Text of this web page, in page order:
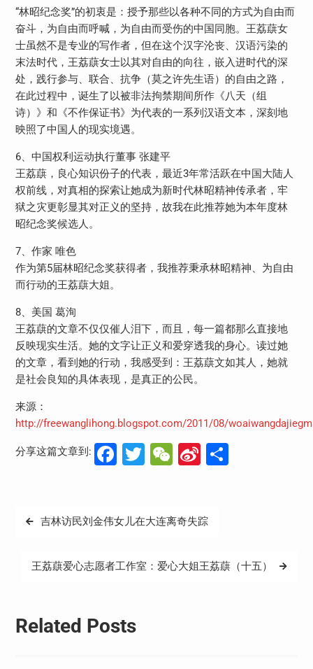
“林昭纪念奖”的初衷是：授予那些以各种不同的方式为自由而
奋斗，为自由而呼喊，为自由而受伤的中国同胞。王荔蕻女
士虽然不是专业的写作者，但在这个汉字沦丧、汉语污染的
末法时代，王荔蕻女士以其对自由的向往，嵌入进时代的深
处，践行参与、联合、抗争（莫之许先生语）的自由之路，
在此过程中，诞生了以被非法拘禁期间所作《八天（组
诗）》和《不作保证书》为代表的一系列汉语文本，深刻地
映照了中国人的现实境遇。
6、中国权利运动执行董事 张建平
王荔蕻，良心知识份子的代表，最近3年常活跃在中国大陆人
权前线，对真相的探索让她成为新时代林昭精神传承者，牢
狱之灾更彰显其对正义的坚持，故我在此推荐她为本年度林
昭纪念奖候选人。
7、作家 唯色
作为第5届林昭纪念奖获得者，我推荐秉承林昭精神、为自由
而行动的王荔蕻大姐。
8、美国 葛洵
王荔蕻的文章不仅仅催人泪下，而且，每一篇都那么直接地
反映现实生活。她的文字让正义和爱穿透我的身心。读过她
的文章，看到她的行动，我感受到：王荔蕻文如其人，她就
是社会良知的具体表现，是真正的公民。
来源：
http://freewanglihong.blogspot.com/2011/08/
分享这篇文章到: Facebook
Twitter
WeChat
Sina分
文
吉林访民刘金伟女儿在大连离奇失踪
王荔蕻爱心志愿者工作室：爱心大姐王荔蕻（十五）
Related Posts